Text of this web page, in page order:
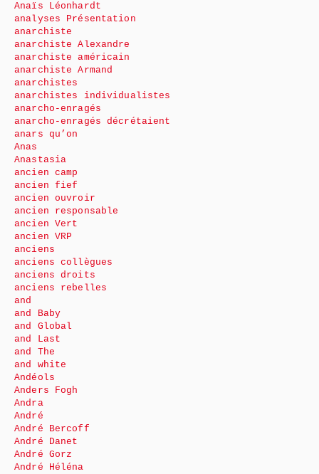
Anaïs Léonhardt
analyses Présentation
anarchiste
anarchiste Alexandre
anarchiste américain
anarchiste Armand
anarchistes
anarchistes individualistes
anarcho-enragés
anarcho-enragés décrétaient
anars qu’on
Anas
Anastasia
ancien camp
ancien fief
ancien ouvroir
ancien responsable
ancien Vert
ancien VRP
anciens
anciens collègues
anciens droits
anciens rebelles
and
and Baby
and Global
and Last
and The
and white
Andéols
Anders Fogh
Andra
André
André Bercoff
André Danet
André Gorz
André Héléna